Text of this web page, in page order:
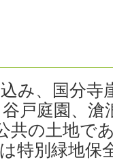
み、国分寺
戸庭園、滄
共の土地で
特別緑地保